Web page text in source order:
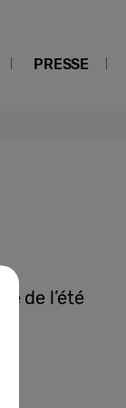
PRESSE
de l’été